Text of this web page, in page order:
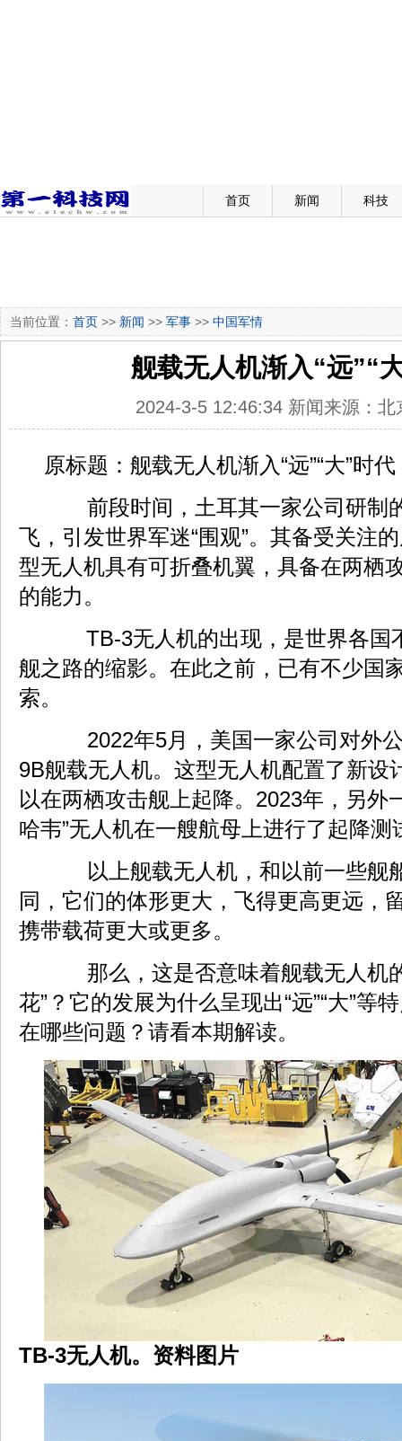
首页 新闻 科技
当前位置： 首页 >> 新闻 >> 军事 >> 中国军情
舰载无人机渐入“远”“
2024-3-5 12:46:34 新闻来源：北
原标题：舰载无人机渐入“远”“大”时代
前段时间，土耳其一家公司研制
飞，引发世界军迷“围观”。其备受关注
型无人机具有可折叠机翼，具备在两栖
的能力。
TB-3无人机的出现，是世界各国
舰之路的缩影。在此之前，已有不少国
索。
2022年5月，美国一家公司对外公
9B舰载无人机。这型无人机配置了新设
以在两栖攻击舰上起降。2023年，另外
哈韦”无人机在一艘航母上进行了起降测
以上舰载无人机，和以前一些舰
同，它们的体形更大，飞得更高更远，
携带载荷更大或更多。
那么，这是否意味着舰载无人机
花”？它的发展为什么呈现出“远”“大”等
在哪些问题？请看本期解读。
TB-3无人机。资料图片